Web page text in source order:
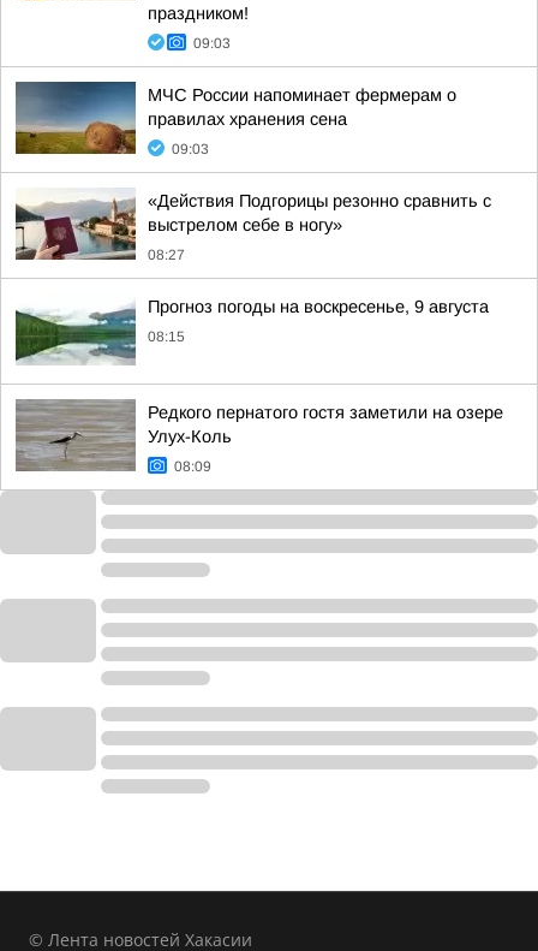
праздником!
09:03
МЧС России напоминает фермерам о
правилах хранения сена
09:03
«Действия Подгорицы резонно сравнить с
выстрелом себе в ногу»
08:27
Прогноз погоды на воскресенье, 9 августа
08:15
Редкого пернатого гостя заметили на озере
Улух-Коль
08:09
© Лента новостей Хакасии